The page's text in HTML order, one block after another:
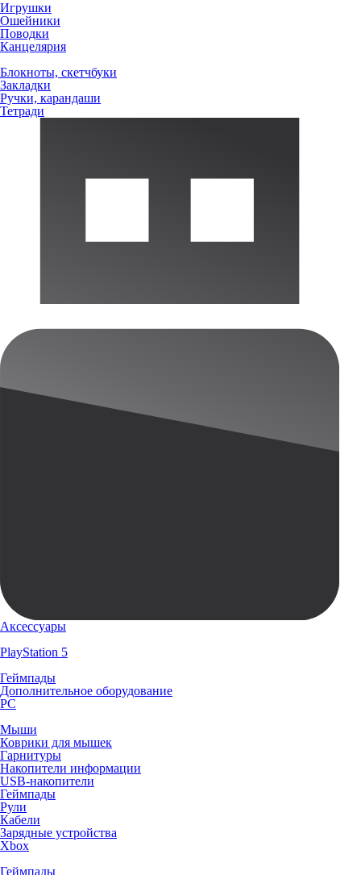
Игрушки
Ошейники
Поводки
Канцелярия
Блокноты, скетчбуки
Закладки
Ручки, карандаши
Тетради
Аксессуары
PlayStation 5
Геймпады
Дополнительное оборудование
PC
Мыши
Коврики для мышек
Гарнитуры
Накопители информации
USB-накопители
Геймпады
Рули
Кабели
Зарядные устройства
Xbox
Геймпады